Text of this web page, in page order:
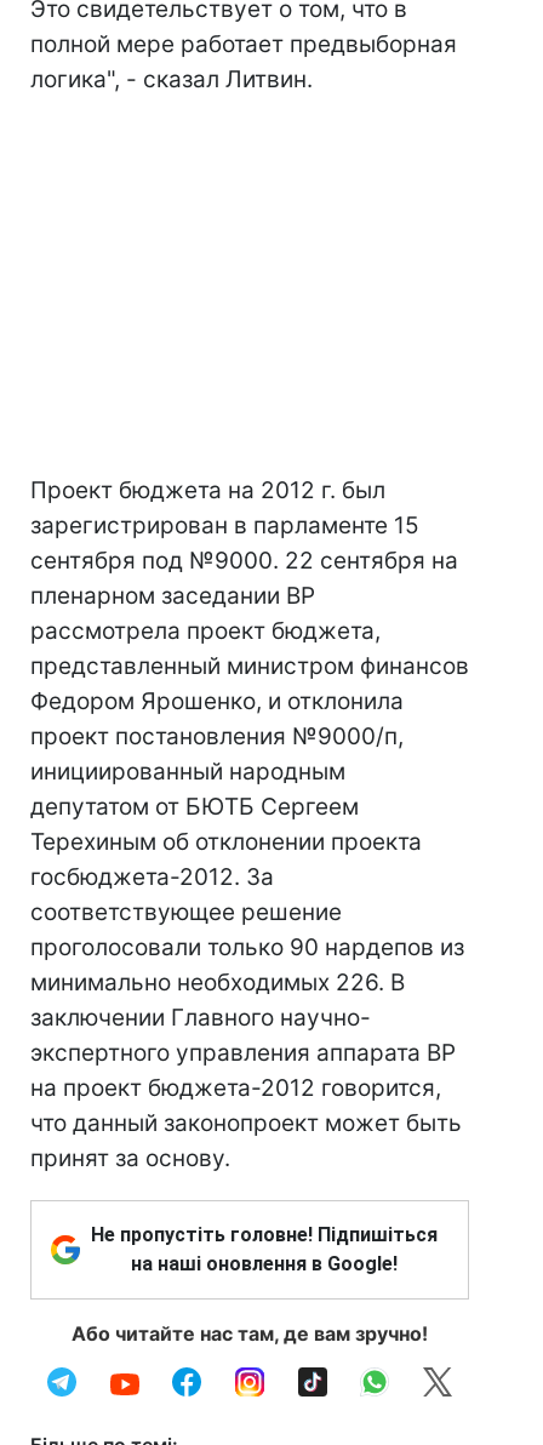
Это свидетельствует о том, что в
полной мере работает предвыборная
логика", - сказал Литвин.
Проект бюджета на 2012 г. был
зарегистрирован в парламенте 15
сентября под №9000. 22 сентября на
пленарном заседании ВР
рассмотрела проект бюджета,
представленный министром финансов
Федором Ярошенко, и отклонила
проект постановления №9000/п,
инициированный народным
депутатом от БЮТБ Сергеем
Терехиным об отклонении проекта
госбюджета-2012. За
соответствующее решение
проголосовали только 90 нардепов из
минимально необходимых 226. В
заключении Главного научно-
экспертного управления аппарата ВР
на проект бюджета-2012 говорится,
что данный законопроект может быть
принят за основу.
Не пропустіть головне! Підпишіться
на наші оновлення в Google!
Або читайте нас там, де вам зручно!